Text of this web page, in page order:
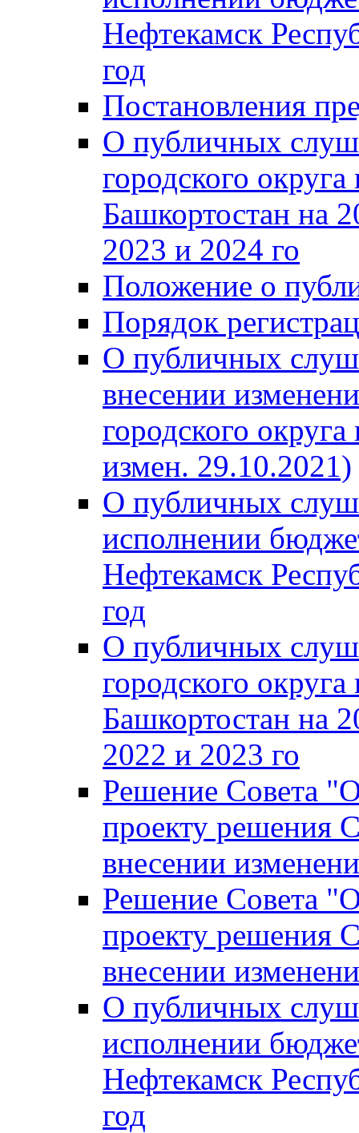
Нефтекамск
год
Постановления
О публичных
городского
Башкортостан на
2023 и 2024 го
Положение о
Порядок
О публичных
внесении
городского
измен. 29.10.2021)
О публичных
исполнении
Нефтекамск
год
О публичных
городского
Башкортостан на
2022 и 2023 го
Решение Совета
проекту решения
внесении
Решение Совета
проекту решения
внесении
О публичных
исполнении
Нефтекамск
год